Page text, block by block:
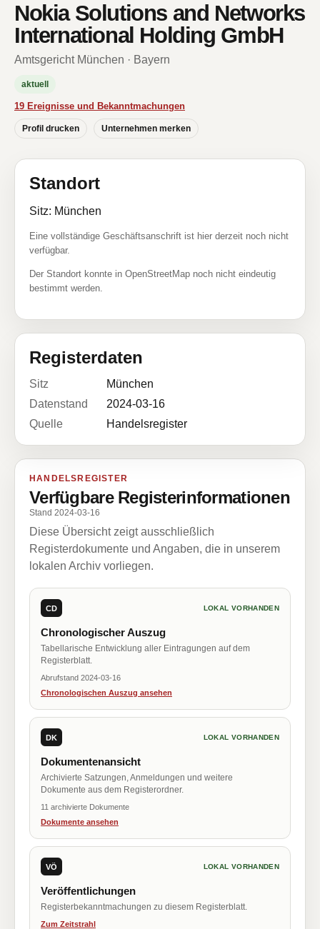
Nokia Solutions and Networks
International Holding GmbH
Amtsgericht München · Bayern
aktuell
19 Ereignisse und Bekanntmachungen
Profil drucken Unternehmen merken
Standort
Sitz: München
Eine vollständige Geschäftsanschrift ist hier derzeit noch nicht
verfügbar.
Der Standort konnte in OpenStreetMap noch nicht eindeutig
bestimmt werden.
Registerdaten
Sitz
München
Datenstand
2024-03-16
Quelle
Handelsregister
HANDELSREGISTER
Verfügbare Registerinformationen
Stand 2024-03-16
Diese Übersicht zeigt ausschließlich
Registerdokumente und Angaben, die in unserem
lokalen Archiv vorliegen.
CD LOKAL VORHANDEN
Chronologischer Auszug
Tabellarische Entwicklung aller Eintragungen auf dem
Registerblatt.
Abrufstand 2024-03-16
Chronologischen Auszug ansehen
DK LOKAL VORHANDEN
Dokumentenansicht
Archivierte Satzungen, Anmeldungen und weitere
Dokumente aus dem Registerordner.
11 archivierte Dokumente
Dokumente ansehen
VÖ LOKAL VORHANDEN
Veröffentlichungen
Registerbekanntmachungen zu diesem Registerblatt.
Zum Zeitstrahl